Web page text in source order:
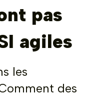
pas
agiles
les
des